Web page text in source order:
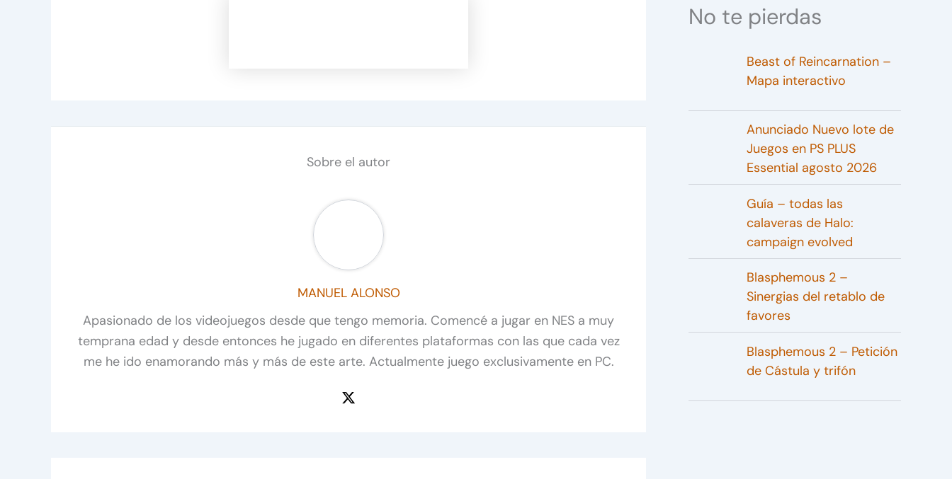
Sobre el autor
MANUEL ALONSO
Apasionado de los videojuegos desde que tengo memoria. Comencé a jugar en NES a muy
temprana edad y desde entonces he jugado en diferentes plataformas con las que cada vez
me he ido enamorando más y más de este arte. Actualmente juego exclusivamente en PC.
No te pierdas
Beast of Reincarnation –
Mapa interactivo
Anunciado Nuevo lote de
Juegos en PS PLUS
Essential agosto 2026
Guía – todas las
calaveras de Halo:
campaign evolved
Blasphemous 2 –
Sinergias del retablo de
favores
Blasphemous 2 – Petición
de Cástula y trifón